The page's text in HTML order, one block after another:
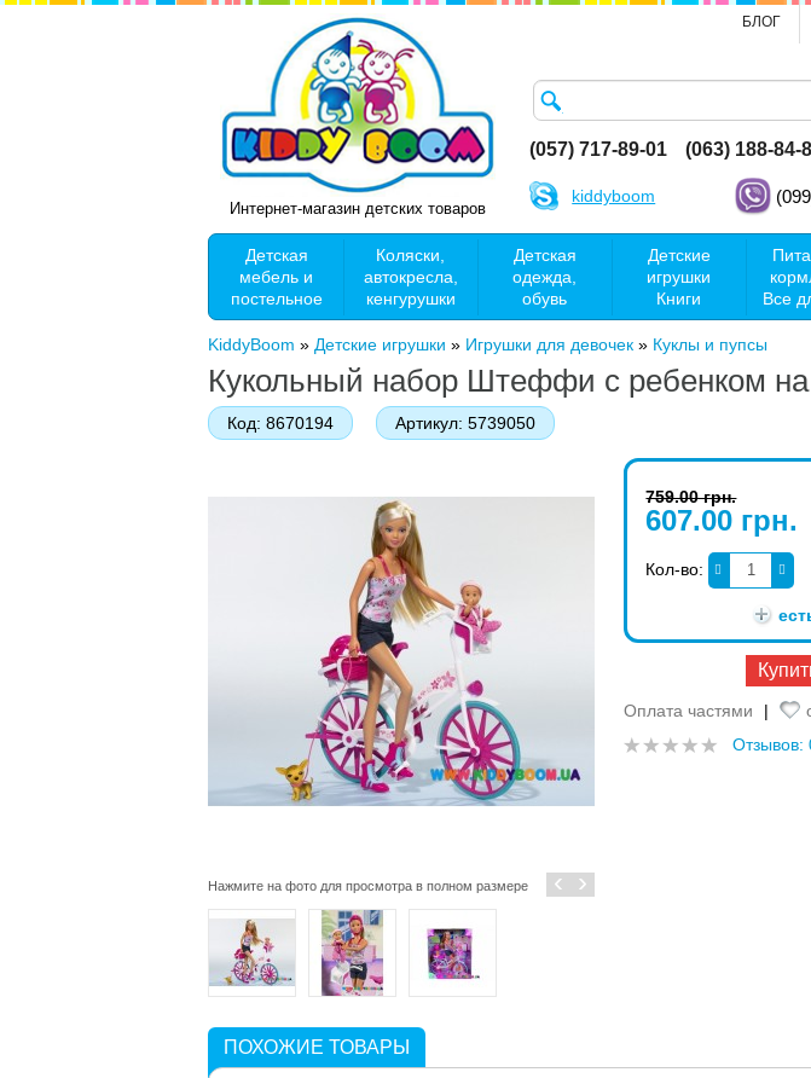
БЛОГ
Интернет-магазин детских товаров
(057) 717-89-01 (063) 188-84-
kiddyboom
Детская
мебель и
постельное
Коляски,
автокресла,
кенгурушки
Детская
одежда,
обувь
Детские
игрушки
Книги
Все
KiddyBoom » Детские игрушки » Игрушки для девочек » Куклы и пупсы
Кукольный набор Штеффи с ребенком
Код: 8670194 Артикул: 5739050
Нажмите на фото для просмотра в полном размере ‹ ›
759.00 грн.
607.00 грн.
Кол-во:
Оплата частями |
Отзывов:
ПОХОЖИЕ ТОВАРЫ